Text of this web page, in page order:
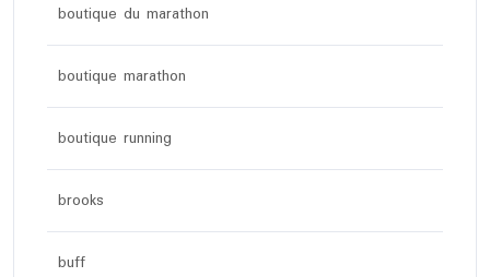
boutique du marathon
boutique marathon
boutique running
brooks
buff